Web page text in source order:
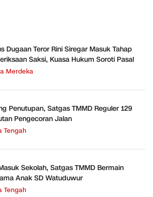
Dugaan Teror Rini Siregar Masuk Tahap
Saksi, Kuasa Hukum Soroti Pasal
Merdeka
Penutupan, Satgas TMMD Reguler 129
Pengecoran Jalan
Tengah
Sekolah, Satgas TMMD Bermain
Anak SD Watuduwur
Tengah